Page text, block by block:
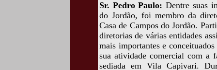
Sr. Pedro Paulo: Dentre suas
do Jordão, foi membro da
Casa de Campos do Jordão.
diretorias de várias entidades
mais importantes e
sua atividade comercial com a
sediada em Vila Capivari.